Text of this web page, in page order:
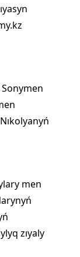
men
zıyaly